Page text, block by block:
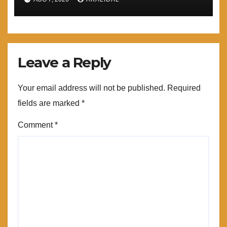
ਲਾਂਘਾ ਖੋਲਿਆ ਜਾਵੇ : ਮਾਨ
Leave a Reply
Your email address will not be published. Required
fields are marked *
Comment*